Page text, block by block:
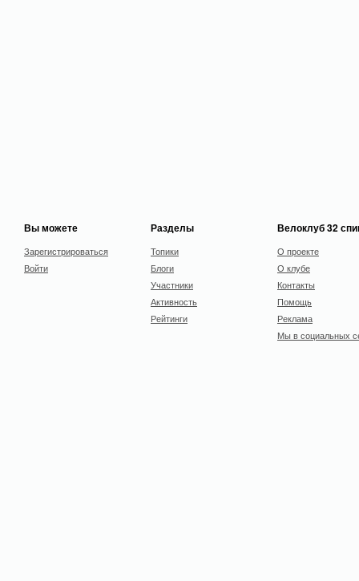
Вы можете
Зарегистрироваться
Войти
Разделы
Топики
Блоги
Участники
Активность
Рейтинги
Велоклуб 32
О проекте
О клубе
Контакты
Помощь
Реклама
Мы в социальных